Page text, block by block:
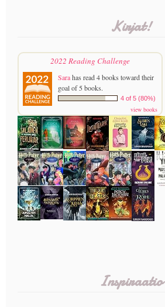
Kirjat!
2022 Reading Challenge
Sarahas read 4 books toward their
goal of 5 books.
4 of 5 (80%)
view books
Inspiraatio